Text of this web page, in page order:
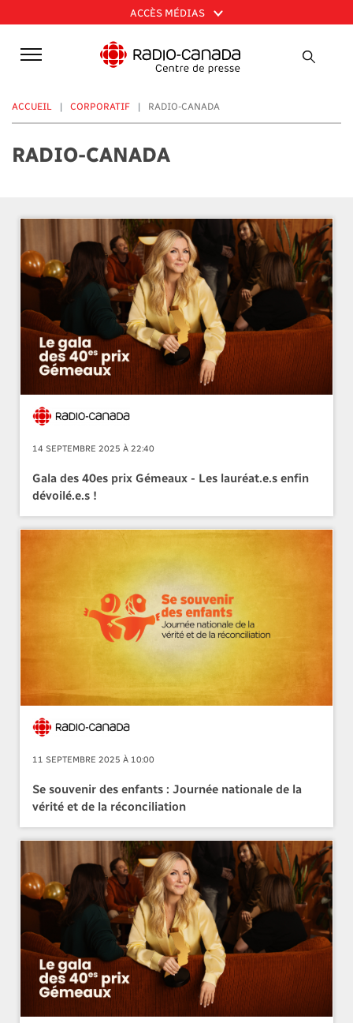
au
contenu
principal
ACCÈS MÉDIAS
ACCUEIL CORPORATIF RADIO-CANADA
RADIO-CANADA
14 SEPTEMBRE 2025 À 22:40
Gala des 40es prix Gémeaux - Les lauréat.e.s enfin
dévoilé.e.s !
11 SEPTEMBRE 2025 À 10:00
Se souvenir des enfants : Journée nationale de la
vérité et de la réconciliation